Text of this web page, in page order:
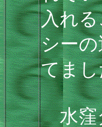
入れ
シー
てま
水窪